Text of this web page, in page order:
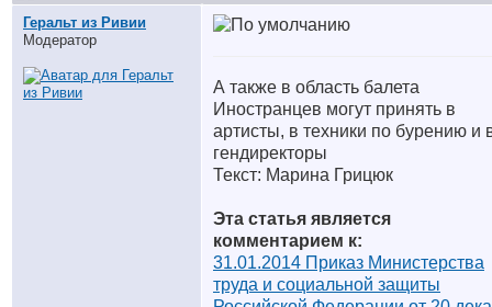
Геральт из Ривии
Модератор
А также в область балета
Иностранцев могут принять в
артисты, в техники по бурению и
гендиректоры
Текст: Марина Грицюк
Эта статья является
комментарием к:
31.01.2014 Приказ Министерства
труда и социальной защиты